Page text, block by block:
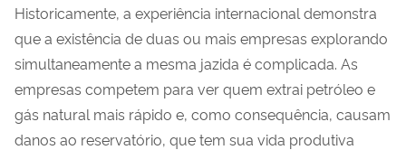
Historicamente, a experiência internacional demonstra
que a existência de duas ou mais empresas explorando
simultaneamente a mesma jazida é complicada. As
empresas competem para ver quem extrai petróleo e
gás natural mais rápido e, como consequência, causam
danos ao reservatório, que tem sua vida produtiva